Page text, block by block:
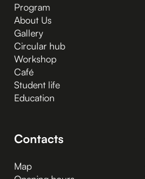
Program
About Us
Gallery
Circular hub
Workshop
Café
Student life
Education
Contacts
Map